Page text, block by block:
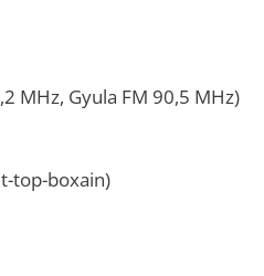
MHz, Gyula FM 90,5 MHz)
top-boxain)